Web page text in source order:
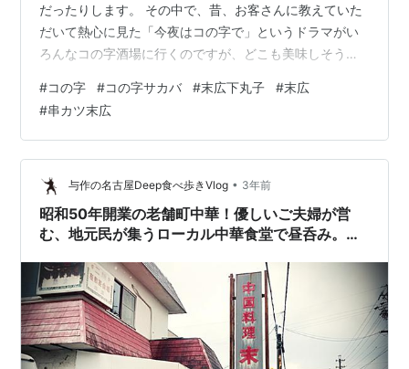
だったりします。 その中で、昔、お客さんに教えていた
だいて熱心に見た「今夜はコの字で」というドラマがい
ろんなコの字酒場に行くのですが、どこも美味しそうで
見てしまうのですが、先月くらいだったかまた見て、行
きたいなぁと思っていたお店がありました。 揚げたての
美味しい串揚げが食べられる下丸子の末広さんです。 実
は、先月、予約をしようと電話した時に、予約したい日
がお休みで、ちょっと先延ばしになっていました。 で
も、今回、やっぱり行きたいね、となり、当日…
#コの字 #コの字サカバ #末広下丸子 #末広
#串カツ末広
与作の名古屋Deep食べ歩きVlog • 3年前
昭和50年開業の老舗町中華！優しいご夫婦が営
む、地元民が集うローカル中華食堂で昼呑み。